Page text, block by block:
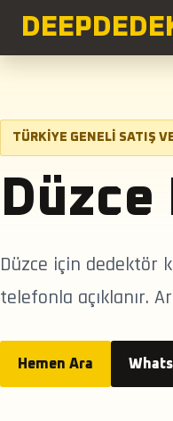
DEEP
TÜRKIYE GENELI SATIŞ
Düzce için dedektör
telefonla açıklanır.
Hemen Ara